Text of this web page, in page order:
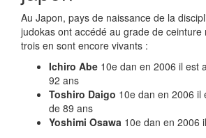
Au Japon, pays de naissance de la
judokas ont accédé au grade de ceinture
trois en sont encore vivants :
Ichiro Abe 10e dan en 2006 il est
92 ans
Toshiro Daigo 10e dan en 2006 il
de 89 ans
Yoshimi Osawa 10e dan en 2006